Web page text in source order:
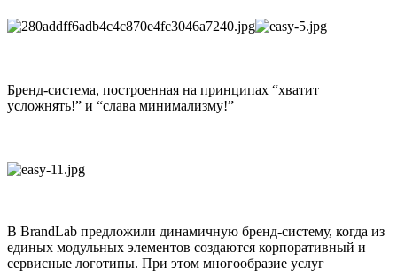
Бренд-система, построенная на принципах “хватит
усложнять!” и “слава минимализму!”
В BrandLab предложили динамичную бренд-систему, когда из
единых модульных элементов создаются корпоративный и
сервисные логотипы. При этом многообразие услуг